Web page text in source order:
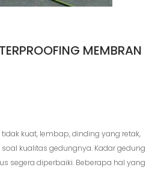
MEMBRAN
kuat, lembap, dinding yang retak,
kualitas gedungnya. Kadar gedung
segera diperbaiki. Beberapa hal yang